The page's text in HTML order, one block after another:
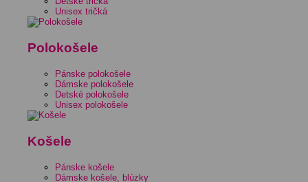
Unisex tričká
Polokošele
Pánske polokošele
Dámske polokošele
Detské polokošele
Unisex polokošele
Košele
Pánske košele
Dámske košele, blúzky